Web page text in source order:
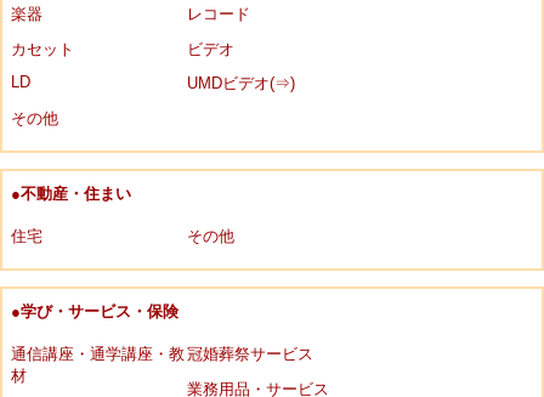
楽器
レコード
カセット
ビデオ
LD
UMDビデオ(⇒)
その他
●不動産・住まい
住宅 その他
●学び・サービス・保険
通信講座・通学講座・教
材
冠婚葬祭サービス
業務用品・サービス